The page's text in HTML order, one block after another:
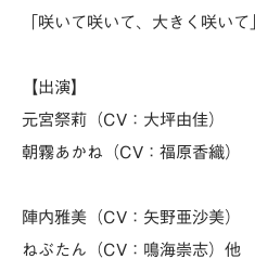
「咲いて咲いて、大きく咲いて
【出演】
元宮祭莉（CV：大坪由佳）
朝霧あかね（CV：福原香織）
陣内雅美（CV：矢野亜沙美）
ねぶたん（CV：鳴海崇志）他